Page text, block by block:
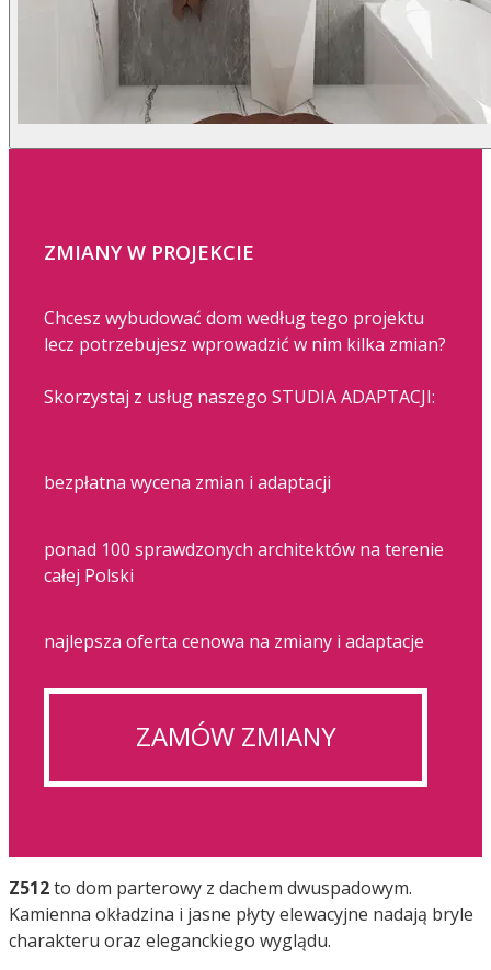
ZMIANY W PROJEKCIE
Chcesz wybudować dom według tego projektu
lecz potrzebujesz wprowadzić w nim kilka zmian?
Skorzystaj z usług naszego STUDIA ADAPTACJI:
bezpłatna wycena zmian i adaptacji
ponad 100 sprawdzonych architektów na terenie
całej Polski
najlepsza oferta cenowa na zmiany i adaptacje
ZAMÓW ZMIANY
Z512to dom parterowy z dachem dwuspadowym.
Kamienna okładzina i jasne płyty elewacyjne nadają bryle
charakteru oraz eleganckiego wyglądu.